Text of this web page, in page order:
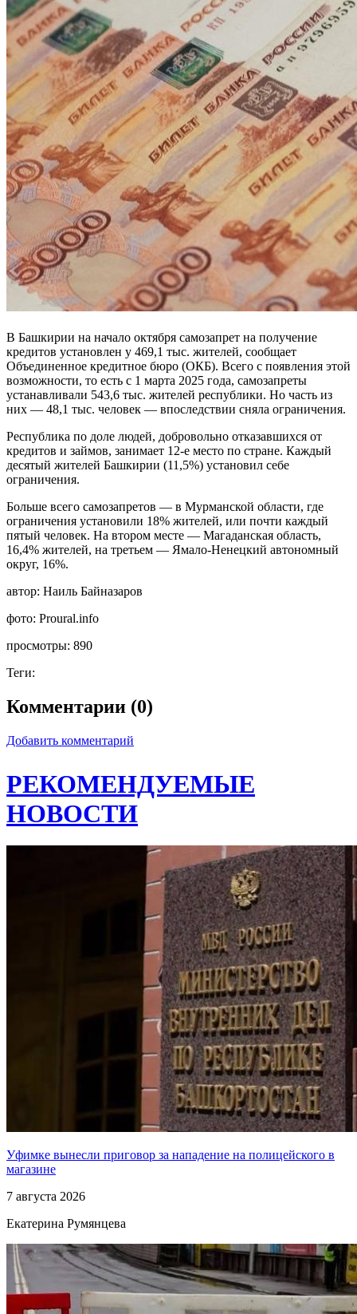
В Башкирии на начало октября самозапрет на получение
кредитов установлен у 469,1 тыс. жителей, сообщает
Объединенное кредитное бюро (ОКБ). Всего с появления этой
возможности, то есть с 1 марта 2025 года, самозапреты
устанавливали 543,6 тыс. жителей республики. Но часть из
них — 48,1 тыс. человек — впоследствии сняла ограничения.
Республика по доле людей, добровольно отказавшихся от
кредитов и займов, занимает 12-е место по стране. Каждый
десятый жителей Башкирии (11,5%) установил себе
ограничения.
Больше всего самозапретов — в Мурманской области, где
ограничения установили 18% жителей, или почти каждый
пятый человек. На втором месте — Магаданская область,
16,4% жителей, на третьем — Ямало-Ненецкий автономный
округ, 16%.
автор: Наиль Байназаров
фото: Proural.info
просмотры: 890
Теги:
Комментарии (0)
Добавить комментарий
РЕКОМЕНДУЕМЫЕ
НОВОСТИ
Уфимке вынесли приговор за нападение на полицейского в
магазине
7 августа 2026
Екатерина Румянцева